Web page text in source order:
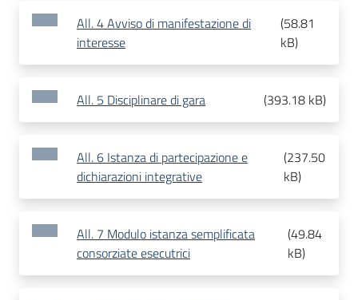
All. 4 Avviso di manifestazione di
interesse
(58.81
kB)
All. 5 Disciplinare di gara (393.18 kB)
All. 6 Istanza di partecipazione e
dichiarazioni integrative
(237.50
kB)
All. 7 Modulo istanza semplificata
consorziate esecutrici
(49.84
kB)